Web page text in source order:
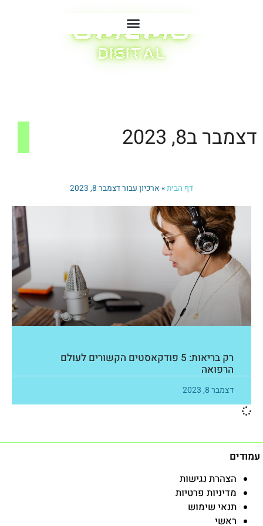
דצמבר ב8, 2023
דף הבית» ארכיון עבור דצמבר 8, 2023
רק בריאות: 5 פודקאסטים הקשורים לעולם
הרפואה
דצמבר 8, 2023
עמודים
הצהרת נגישות
מדיניות פרטיות
תנאי שימוש
ראשי